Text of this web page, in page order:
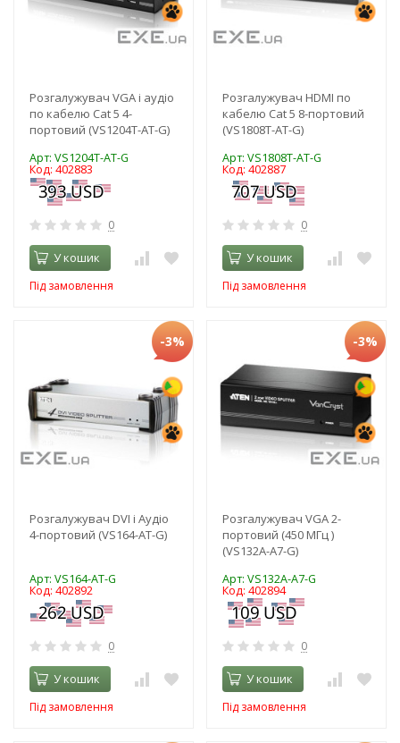
Розгалужувач VGA і аудіо
по кабелю Cat 5 4-
портовий (VS1204T-AT-G)
Арт: VS1204T-AT-G
Код: 402883
0
У кошик
Під замовлення
Розгалужувач HDMI по
кабелю Cat 5 8-портовий
(VS1808T-AT-G)
Арт: VS1808T-AT-G
Код: 402887
0
У кошик
Під замовлення
-3%
Розгалужувач DVI і Аудіо
4-портовий (VS164-AT-G)
Арт: VS164-AT-G
Код: 402892
0
У кошик
Під замовлення
-3%
Розгалужувач VGA 2-
портовий (450 МГц )
(VS132A-A7-G)
Арт: VS132A-A7-G
Код: 402894
0
У кошик
Під замовлення